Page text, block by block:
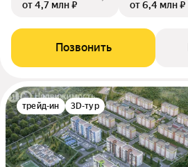
от 4,7 млн ₽
от 6,4 млн ₽
Позвонить
трейд-ин 3D-тур